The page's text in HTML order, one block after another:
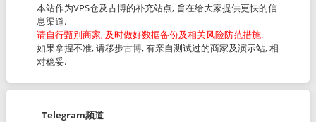
本站作为VPS仓及古博的补充站点, 旨在给大家提供更快的信
息渠道.
请自行甄别商家, 及时做好数据备份及相关风险防范措施.
如果拿捏不准, 请移步古博, 有亲自测试过的商家及演示站, 相
对稳妥.
Telegram频道